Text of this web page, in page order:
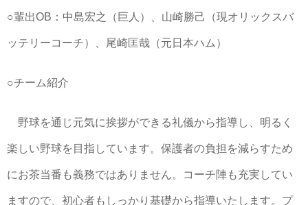
○輩出OB：中島宏之（巨人）、山崎勝己（現オリックスバ
ッテリーコーチ）、尾崎匡哉（元日本ハム）
○チーム紹介
野球を通じ元気に挨拶ができる礼儀から指導し、明るく
楽しい野球を目指しています。保護者の負担を減らすため
にお茶当番も義務ではありません。コーチ陣も充実してい
ますので、初心者もしっかり基礎から指導いたします。プ